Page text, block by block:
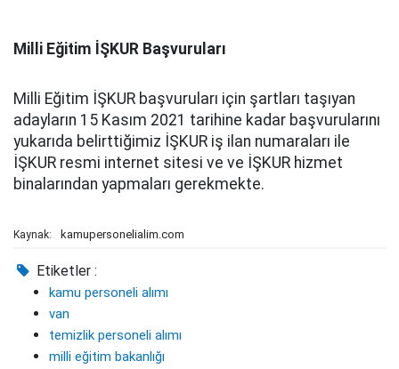
Milli Eğitim İŞKUR Başvuruları
Milli Eğitim İŞKUR başvuruları için şartları taşıyan
adayların 15 Kasım 2021 tarihine kadar başvurularını
yukarıda belirttiğimiz İŞKUR iş ilan numaraları ile
İŞKUR resmi internet sitesi ve ve İŞKUR hizmet
binalarından yapmaları gerekmekte.
Kaynak: kamupersonelialim.com
Etiketler :
kamu personeli alımı
van
temizlik personeli alımı
milli eğitim bakanlığı